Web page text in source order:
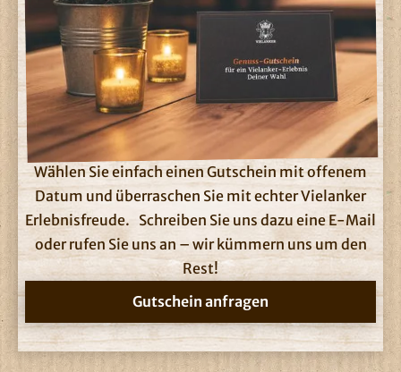
Wählen Sie einfach einen Gutschein mit offenem
Datum und überraschen Sie mit echter Vielanker
Erlebnisfreude. Schreiben Sie uns dazu eine E-Mail
oder rufen Sie uns an – wir kümmern uns um den
Rest!
Gutschein anfragen